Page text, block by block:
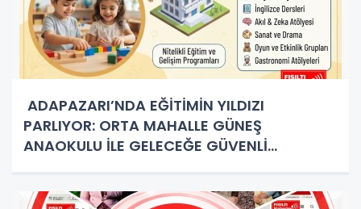
ADAPAZARI’NDA EĞİTİMİN YILDIZI
PARLIYOR: ORTA MAHALLE GÜNEŞ
ANAOKULU İLE GELECEĞE GÜVENLİ